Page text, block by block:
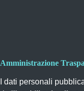
Amministrazione
I dati personali